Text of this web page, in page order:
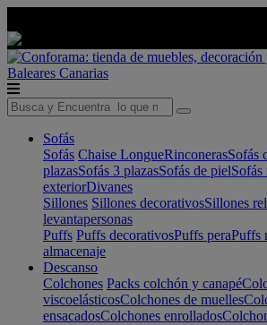
Baleares Canarias
Sofás
Sofás Chaise LongueRinconerasSofás
plazasSofás 3 plazasSofás de pielSofás
exteriorDivanes
Sillones Sillones decorativosSillones
levantapersonas
Puffs Puffs decorativosPuffs peraPuffs
almacenaje
Descanso
Colchones Packs colchón y canapé
viscoelásticosColchones de muelles
ensacadosColchones enrollados